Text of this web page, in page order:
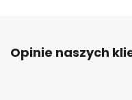
Opinie naszych